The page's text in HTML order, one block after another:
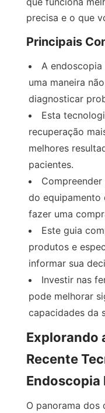
precisa e o que
Principais
A
uma maneira
diagnosticar
Esta
recuperação
melhores
pacientes.
do equipamento
fazer uma
Este guia
produtos e
informar sua
Investir nas
pode melhorar
capacidades da
Explorando
Recente
Endoscopia
O panorama dos